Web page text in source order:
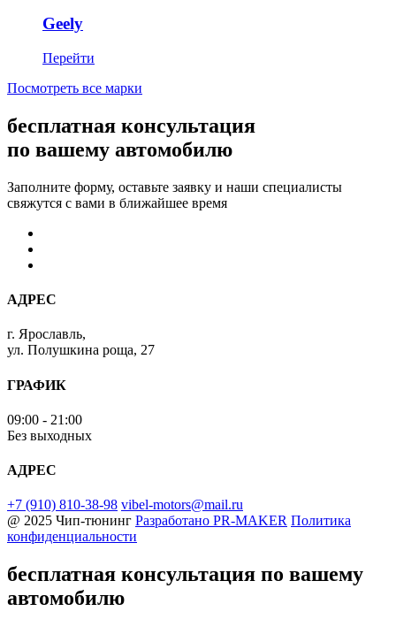
Geely
Перейти
Посмотреть все марки
бесплатная консультация
по вашему автомобилю
Заполните форму, оставьте заявку и наши специалисты
свяжутся с вами в ближайшее время
АДРЕС
г. Ярославль,
ул. Полушкина роща, 27
ГРАФИК
09:00 - 21:00
Без выходных
АДРЕС
+7 (910) 810-38-98 vibel-motors@mail.ru
@ 2025 Чип-тюнинг Разработано PR-MAKER Политика
конфиденциальности
бесплатная консультация по вашему
автомобилю